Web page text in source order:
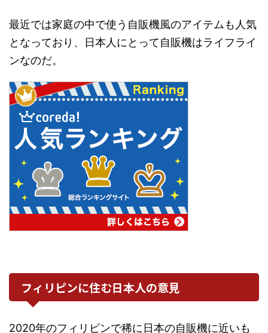
最近では家庭の中で使う自販機風のアイテムも人気
となっており、日本人にとって自販機はライフライ
ンなのだ。
フィリピンに住む日本人の意見
2020年のフィリピンで稀に日本の自販機に近いも